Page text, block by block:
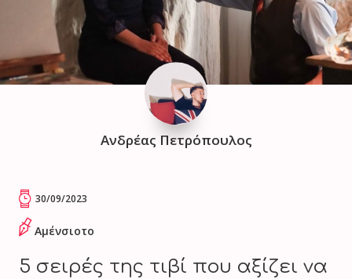
Ανδρέας Πετρόπουλος
30/09/2023
Αμένσιοτο
5 σειρές της τιβί που αξίζει να